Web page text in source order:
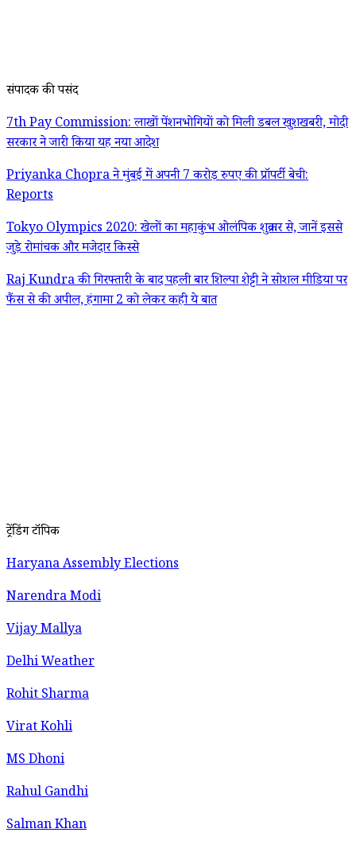
संपादक की पसंद
7th Pay Commission: लाखों पेंशनभोगियों को मिली डबल खुशखबरी, मोदी
सरकार ने जारी किया यह नया आदेश
Priyanka Chopra ने मुंबई में अपनी 7 करोड़ रुपए की प्रॉपर्टी बेची:
Reports
Tokyo Olympics 2020: खेलों का महाकुंभ ओलंपिक शुक्रवार से, जानें इससे
जुड़े रोमांचक और मजेदार किस्से
Raj Kundra की गिरफ्तारी के बाद पहली बार शिल्पा शेट्टी ने सोशल मीडिया पर
फैंस से की अपील, हंगामा 2 को लेकर कही ये बात
ट्रेंडिंग टॉपिक
Haryana Assembly Elections
Narendra Modi
Vijay Mallya
Delhi Weather
Rohit Sharma
Virat Kohli
MS Dhoni
Rahul Gandhi
Salman Khan